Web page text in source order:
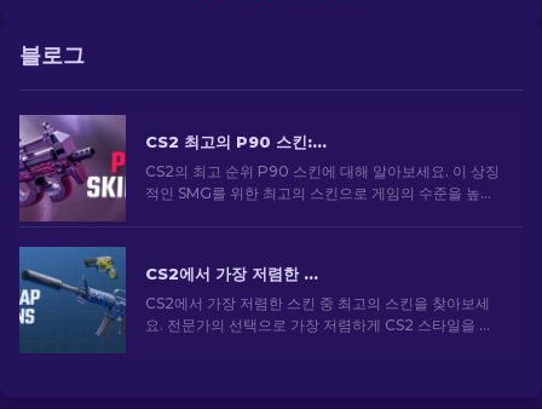
블로그
CS2 최고의 P90 스킨: 순위 [2026]
CS2의 최고 순위 P90 스킨에 대해 알아보세요. 이 상징
적인 SMG를 위한 최고의 스킨으로 게임의 수준을 높이
CS2에서 가장 저렴한 스킨 [2026]
CS2에서 가장 저렴한 스킨 중 최고의 스킨을 찾아보세
요. 전문가의 선택으로 가장 저렴하게 CS2 스타일을 업